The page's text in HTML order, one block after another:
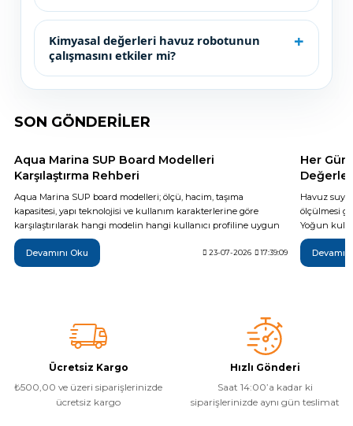
Kimyasal değerleri havuz robotunun
çalışmasını etkiler mi?
SON GÖNDERİLER
Aqua Marina SUP Board Modelleri
Karşılaştırma Rehberi
Aqua Marina SUP board modelleri; ölçü, hacim, taşıma
kapasitesi, yapı teknolojisi ve kullanım karakterlerine göre
karşılaştırılarak hangi modelin hangi kullanıcı profiline uygun
olduğu teknik verilerle açıklanıyor. Breeze, Vapor, Fusion,
Monster, Hyper, Coral, Nexus ve Flare modelleri arasındaki temel
farkları inceleyerek ihtiyaçlarınıza en uygun şişme SUP board'u
Devamını Oku 23-07-2026 17:39:09
Her
Havuz
ölçülmesi
Yoğun
da günlük
yöntemi,
sonrası
Ücretsiz Kargo
₺500,00 ve üzeri siparişlerinizde
ücretsiz kargo
Hızlı Gönderi
Saat 14:00’a kadar ki
siparişlerinizde aynı gün teslimat